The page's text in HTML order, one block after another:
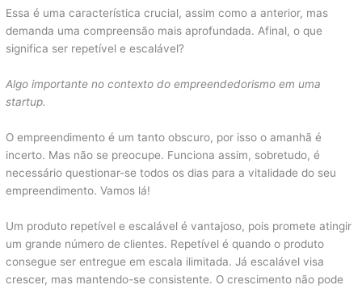
Essa é uma característica crucial, assim como a anterior, mas
demanda uma compreensão mais aprofundada. Afinal, o que
significa ser repetível e escalável?
Algo importante no contexto do empreendedorismo em uma
startup.
O empreendimento é um tanto obscuro, por isso o amanhã é
incerto. Mas não se preocupe. Funciona assim, sobretudo, é
necessário questionar-se todos os dias para a vitalidade do seu
empreendimento. Vamos lá!
Um produto repetível e escalável é vantajoso, pois promete atingir
um grande número de clientes. Repetível é quando o produto
consegue ser entregue em escala ilimitada. Já escalável visa
crescer, mas mantendo-se consistente. O crescimento não pode